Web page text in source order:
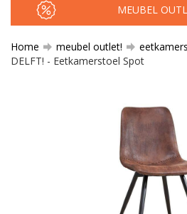
MEUBEL
Home meubel outlet!
DELFT! - Eetkamerstoel Spot